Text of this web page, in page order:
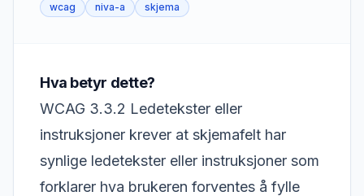
wcag niva-a skjema
Hva betyr dette?
WCAG 3.3.2 Ledetekster eller
instruksjoner krever at skjemafelt har
synlige ledetekster eller instruksjoner som
forklarer hva brukeren forventes å fylle